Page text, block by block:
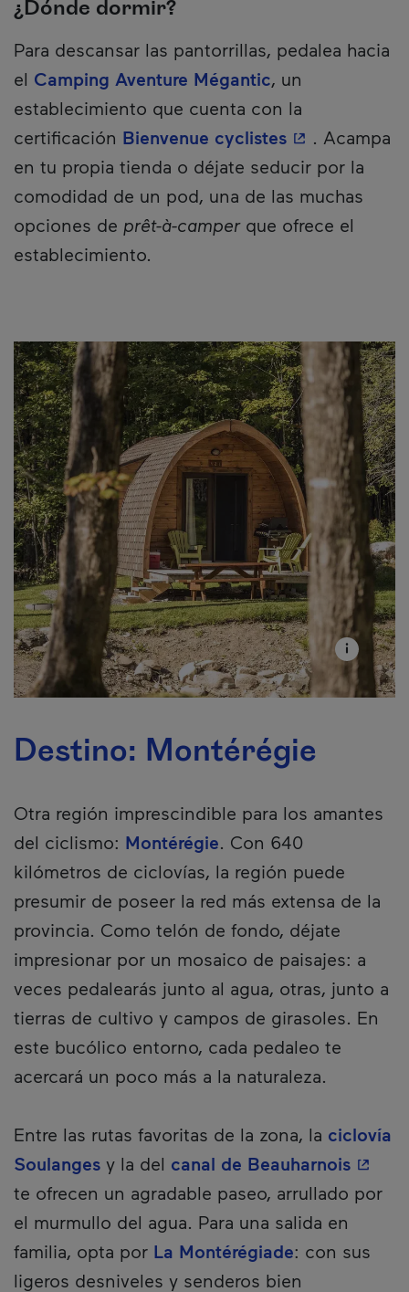
¿Dónde dormir?
Para descansar las pantorrillas, pedalea hacia
el Camping Aventure Mégantic, un
establecimiento que cuenta con la
certificación Bienvenue cyclistes- Este. Acampa
en tu propia tienda o déjate seducir por la
comodidad de un pod, una de las muchas
opciones de prêt-à-camperque ofrece el
establecimiento.
Destino: Montérégie
Otra región imprescindible para los amantes
del ciclismo: Montérégie. Con 640
kilómetros de ciclovías, la región puede
presumir de poseer la red más extensa de la
provincia. Como telón de fondo, déjate
impresionar por un mosaico de paisajes: a
veces pedalearás junto al agua, otras, junto a
tierras de cultivo y campos de girasoles. En
este bucólico entorno, cada pedaleo te
acercará un poco más a la naturaleza.
Entre las rutas favoritas de la zona, la ciclovía
Soulanges y la del canal de Beauharnois- Este
te ofrecen un agradable paseo, arrullado por
el murmullo del agua. Para una salida en
familia, opta por La Montérégiade: con sus
ligeros desniveles y senderos bien